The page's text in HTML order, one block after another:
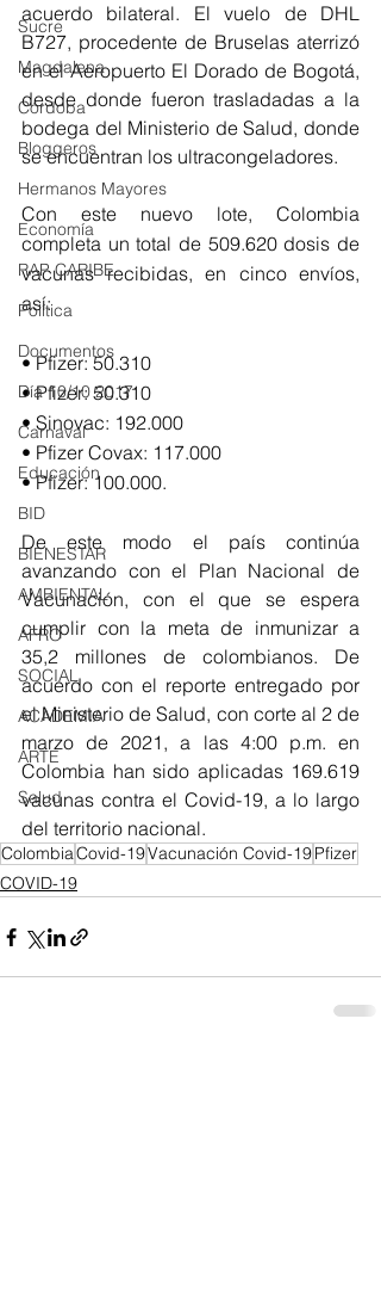
Sucre
Magdalena
Córdoba
Bloggeros
Hermanos Mayores
Economía
RAP CARIBE
Política
Documentos
Día 10/10 2017
Carnaval
Educación
BID
BIENESTAR
AMBIENTAL
AFRO
SOCIAL
ACADEMIA
ARTE
Salud
acuerdo bilateral. El vuelo de DHL
B727, procedente de Bruselas aterrizó
en el Aeropuerto El Dorado de Bogotá,
desde donde fueron trasladadas a la
bodega del Ministerio de Salud, donde
se encuentran los ultracongeladores.
Con este nuevo lote, Colombia
completa un total de 509.620 dosis de
vacunas recibidas, en cinco envíos,
así:
• Pfizer: 50.310
• Pfizer: 50.310
• Sinovac: 192.000
• Pfizer Covax: 117.000
• Pfizer: 100.000.
De este modo el país continúa
avanzando con el Plan Nacional de
Vacunación, con el que se espera
cumplir con la meta de inmunizar a
35,2 millones de colombianos. De
acuerdo con el reporte entregado por
el Ministerio de Salud, con corte al 2 de
marzo de 2021, a las 4:00 p.m. en
Colombia han sido aplicadas 169.619
vacunas contra el Covid-19, a lo largo
del territorio nacional.
ColombiaCovid-19Vacunación Covid-19Pfizer
COVID-19